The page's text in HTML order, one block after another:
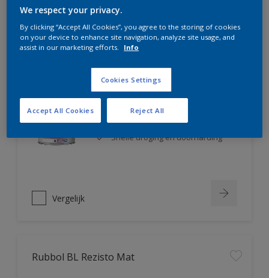
Rubbol BL Rezisto Satin
Extreem kras- en slijtvast
Huidvetresistente zijdeglanslak
Snelle droging en doorharding
Vergelijk
Rubbol BL Rezisto Mat
We respect your privacy.
By clicking “Accept All Cookies”, you agree to the storing of cookies
on your device to enhance site navigation, analyze site usage, and
assist in our marketing efforts.
Info
Cookies Settings
Reject All
Accept All Cookies